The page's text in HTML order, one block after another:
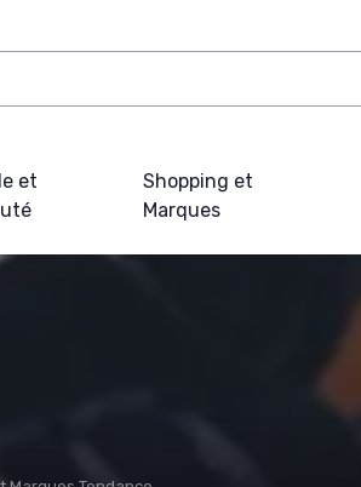
et
Shopping et
Marques